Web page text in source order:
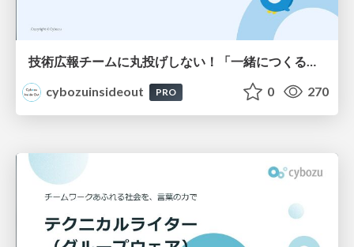
技術広報チームに丸投げしない！「一緒につくる」スポンサー活動
cybozuinsideout
PRO 0 270